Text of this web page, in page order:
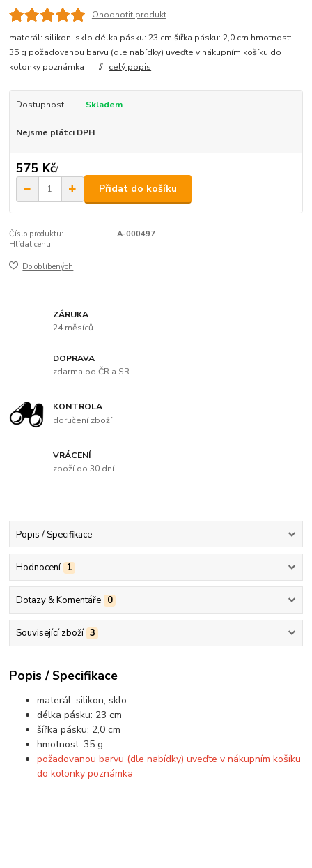
Ohodnotit produkt
materál: silikon, sklo délka pásku: 23 cm šířka pásku: 2,0 cm hmotnost:
35 g požadovanou barvu (dle nabídky) uveďte v nákupním košíku do
kolonky poznámka // celý popis
Dostupnost Skladem
Nejsme plátci DPH
575 Kč/.
Přidat do košíku
Číslo produktu:
A-000497
Hlídat cenu
Do oblíbených
ZÁRUKA
24 měsíců
DOPRAVA
zdarma po ČR a SR
KONTROLA
doručení zboží
VRÁCENÍ
zboží do 30 dní
Popis / Specifikace
Hodnocení 1
Dotazy & Komentáře 0
Související zboží 3
Popis / Specifikace
materál: silikon, sklo
délka pásku: 23 cm
šířka pásku: 2,0 cm
hmotnost: 35 g
požadovanou barvu (dle nabídky) uveďte v nákupním košíku
do kolonky poznámka